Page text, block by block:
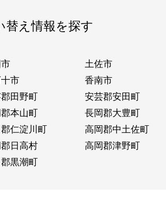
替え情報を探す
土佐市
市
香南市
田野町
安芸郡安田町
本山町
長岡郡大豊町
仁淀川町
高岡郡中土佐町
日高村
高岡郡津野町
黒潮町